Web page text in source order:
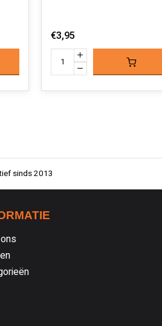
€3,95
sinds 2013